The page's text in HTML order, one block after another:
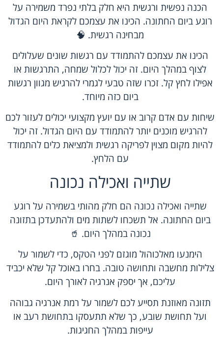
הכנה נפשית ורגשית היא חלק בלתי נפרד משמירה על
רוגע ביום החתונה. הכינו את עצמכם לקראת היום הגדול
מבחינה רגשית. 🧠
הכינו את עצמכם להתמודד עם רגשות שונים שעלולים
לצוף במהלך היום. זה יכול לכלול שמחה, התרגשות או
אפילו לחץ קל. זכרו שזה טבעי לגמרי להרגיש מגוון רגשות
ביום כזה מיוחד.
שיחות עם אדם קרוב או עם יועץ מקצועי יכולים לעזור לכם
להרגיש מוכנים יותר להתמודד עם היום הגדול. זה יכול
להיות מקום מצוין לפריקה רגשית ולמציאת כלים להתמודד
עם הלחץ.
שתייה ואכילה נכונה
שתייה ואכילה נכונה הם חלק מהותי בשמירה על רוגע
ביום החתונה. אל תשכחו לשתות מים ולהתעדכן בתזונה
נכונה במהלך היום. 🥤
הימנעו מאלכוהול מוגזם לפני הטקס, כדי לשמור על
צלילות מחשבה ותחושה טובה. בחרו באוכל קל שלא יכביד
עליכם, אך יספק אנרגיה לאורך היום.
תזונה מאוזנת תסייע לכם לשמור על רמת אנרגיה גבוהה
ועל תחושת שובע, כך שלא תתעסקו בתחושת רעב או
עייפות במהלך החגיגות.